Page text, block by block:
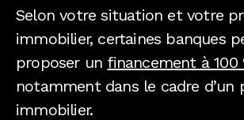
Selon votre situation et votre
immobilier, certaines banques
proposer un financement à 100
notamment dans le cadre d’un
immobilier.